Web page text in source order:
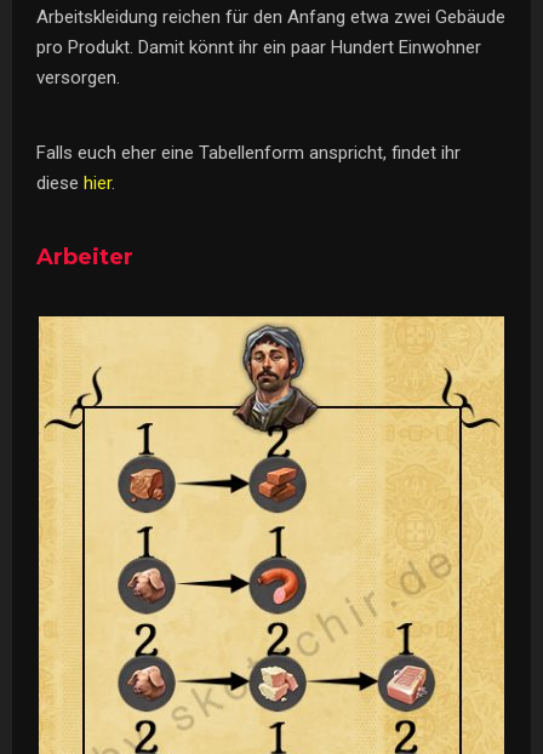
Arbeitskleidung reichen für den Anfang etwa zwei Gebäude
pro Produkt. Damit könnt ihr ein paar Hundert Einwohner
versorgen.
Falls euch eher eine Tabellenform anspricht, findet ihr
diese hier.
Arbeiter